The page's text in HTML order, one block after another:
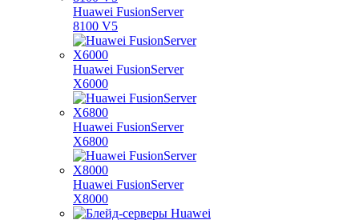
Huawei FusionServer
8100 V5
Huawei FusionServer
X6000
Huawei FusionServer
X6800
Huawei FusionServer
X8000